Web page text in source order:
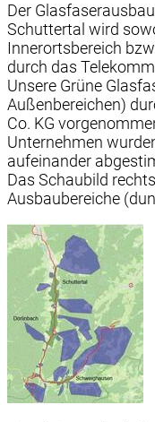
Der
Schuttertal wird
Innerortsbereich
durch das
Unsere Grüne
Außenbereichen)
Co. KG
Unternehmen
aufeinander
Das Schaubild
Ausbaubereiche